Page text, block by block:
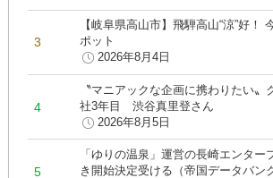
【岐阜県高山市】飛騨高山“涼”好！
ポット
2026年8月4日
〝マニアックな企画に携わりたい〟
社3年目 渋谷真里登さん
2026年8月5日
「ゆりの温泉」運営の長崎エンター
き開始決定受ける（帝国データバン